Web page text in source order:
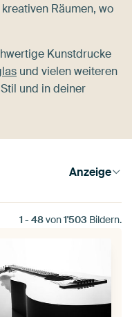
Räumen, wo
Kunstdrucke
und vielen weiteren
und in deiner
Anzeige
1 - 48von1'503 Bildern.